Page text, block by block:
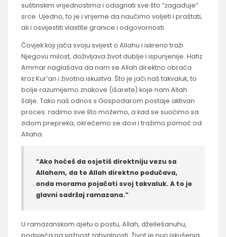
suštinskim vrijednostima i odagnati sve što “zagađuje”
srce. Ujedno, to je i vrijeme da naučimo voljeti i praštati,
ali i osvijestiti vlastite granice i odgovornosti.
Čovjek koji jača svoju svijest o Allahu i iskreno traži
Njegovu milost, doživljava život dublje i ispunjenije. Hafiz
Ammar naglašava da nam se Allah direktno obraća
kroz Kur’an i životna iskustva. Što je jači naš takvaluk, to
bolje razumijemo znakove (išarete) koje nam Allah
šalje. Tako naš odnos s Gospodarom postaje aktivan
proces: radimo sve što možemo, a kad se suočimo sa
zidom prepreka, okrećemo se dovi i tražimo pomoć od
Allaha.
“Ako hoćeš da osjetiš direktniju vezu sa
Allahom, da te Allah direktno podučava,
onda moramo pojačati svoj takvaluk. A to je
glavni sadržaj ramazana.”
U ramazanskom ajetu o postu, Allah, džellešanuhu,